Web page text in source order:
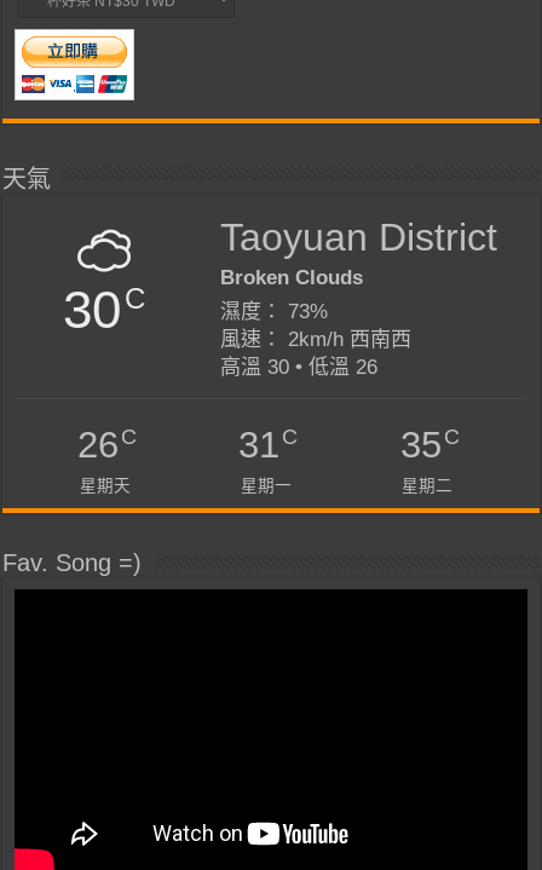
天氣
30C
Taoyuan District
Broken Clouds
濕度： 73%
風速： 2km/h 西南西
高溫 30 • 低溫 26
26C
星期天
31C
星期一
35C
星期二
Fav. Song =)